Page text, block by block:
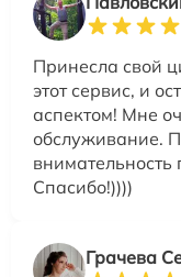
Принесла свой
этот сервис, и
аспектом! Мне
обслуживание.
Спасибо!))))
Грачева